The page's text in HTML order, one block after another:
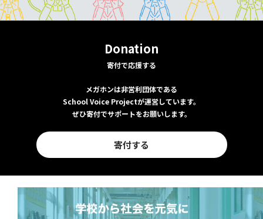
Donation
寄付で応援する
メガホンは非営利団体である
School Voice Projectが運営しています。
ぜひ寄付でサポートをお願いします。
寄付する